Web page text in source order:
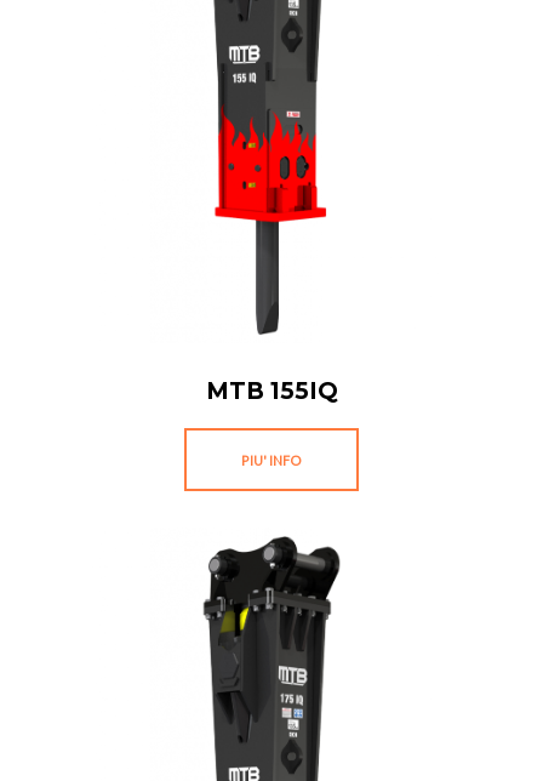
MTB 155IQ
PIU' INFO